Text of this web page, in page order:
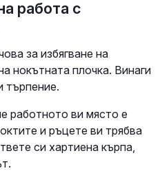
работа с
за избягване на
нокътната плочка. Винаги
търпение.
работното ви място е
и ръцете ви трябва
си хартиена кърпа,